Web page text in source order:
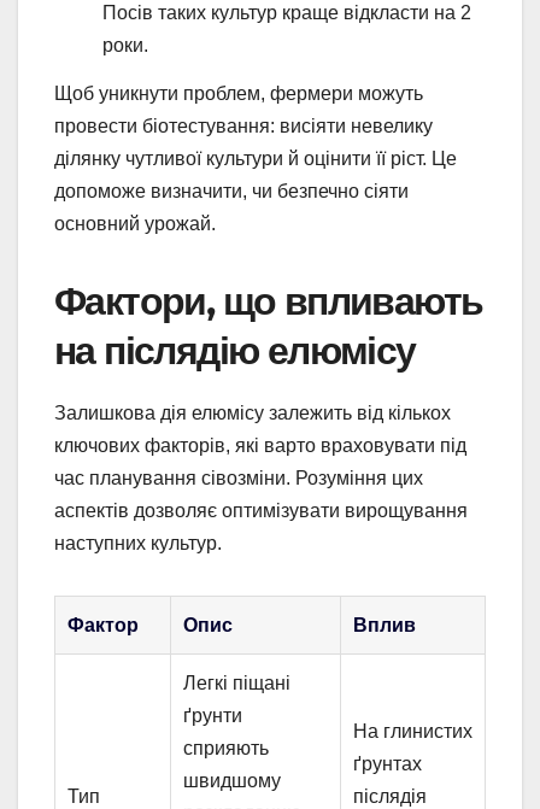
Посів таких культур краще відкласти на 2
роки.
Щоб уникнути проблем, фермери можуть
провести біотестування: висіяти невелику
ділянку чутливої культури й оцінити її ріст. Це
допоможе визначити, чи безпечно сіяти
основний урожай.
Фактори, що впливають
на післядію елюмісу
Залишкова дія елюмісу залежить від кількох
ключових факторів, які варто враховувати під
час планування сівозміни. Розуміння цих
аспектів дозволяє оптимізувати вирощування
наступних культур.
Фактор Опис Вплив
Тип
Легкі піщані
ґрунти
сприяють
швидшому
На глинистих
ґрунтах
післядія